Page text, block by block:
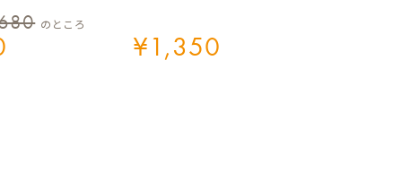
のところ
¥1,350